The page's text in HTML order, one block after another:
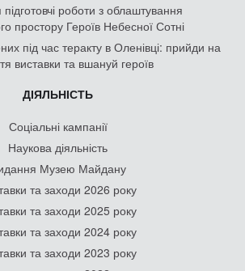
роботи з облаштування
простору Героїв Небесної Сотні
під час теракту в Оленівці: прийди на
виставки та вшануй героїв
ДІЯЛЬНІСТЬ
Соціальні кампанії
Наукова діяльність
Музею Майдану
та заходи 2026 року
та заходи 2025 року
та заходи 2024 року
та заходи 2023 року